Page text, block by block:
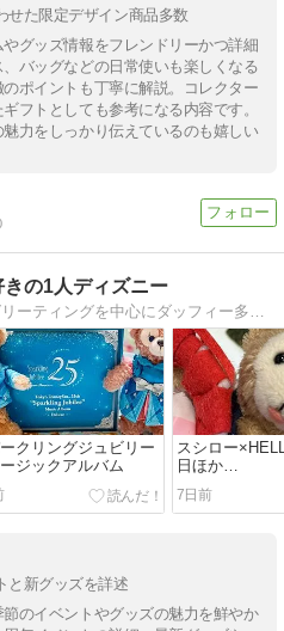
せた限定デザイン商品多数
グッズ情報をフレンドリーかつ詳細
バッグなどの日常使いも楽しくなる
ポイントも丁寧に解説。コレクター
フトとしても参考になる内容です。
力をしっかり伝えているのも嬉しい
の1人ディズニー
ダッフィーとシェリーメイグリーティングを中心にダッフィー多めのブログです。
クリングジュビリー
ジックアルバム
スシロー
日ほか…
7日前
と新グッズを詳述
のイベントやグッズの魅力を鮮やか